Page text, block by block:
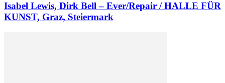
Isabel Lewis, Dirk Bell – Ever/Repair / HALLE FÜR
KUNST, Graz, Steiermark